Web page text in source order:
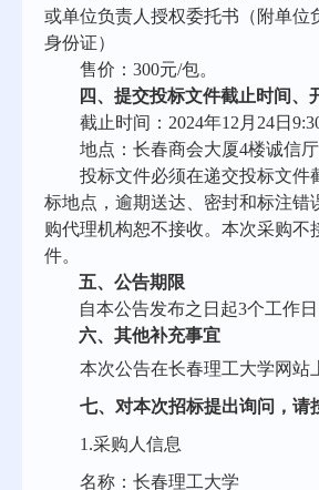
或单位负责人授权委托书（附单位
身份证）
售价： 300元/包。
四、提交投标文件截止时间、
截止时间 ： 2024年12 月 24日
地点： 长春商会大厦4楼诚信厅
投标文件必须在递交投标文件
标地点，逾期送达、密封和标注错
购代理机构恕不接收。本次采购不
件。
五、 公告期限
自本公告发布之日起3个工作日
六、 其他补充事宜
本次公告在长春理工大学网站
七、对本次招标提出询问，请
1.采购人信息
名称：长春理工大学